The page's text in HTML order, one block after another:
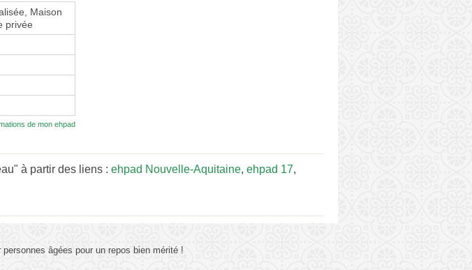
Maison
privée
de mon ehpad
à partir des liens : ehpad Nouvelle-Aquitaine, ehpad 17,
âgées pour un repos bien mérité !